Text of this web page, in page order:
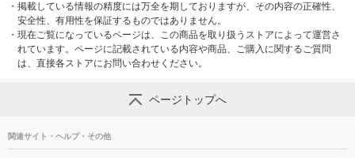
・ 掲載している情報の精度には万全を期しておりますが、その内容の正確性、
安全性、有用性を保証するものではありません。
・ 現在ご覧になっているページは、この商品を取り扱うストアによって運営さ
れています。ページに記載されている内容や商品、ご購入に関するご質問
は、直接各ストアにお問い合わせください。
ページトップへ
関連サイト・ヘルプ・その他